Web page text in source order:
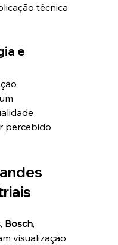
técnica
e
percebido
, Bosch,
visualização